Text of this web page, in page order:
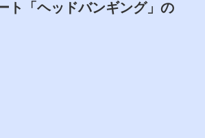
ト「ヘッドバンギング」の